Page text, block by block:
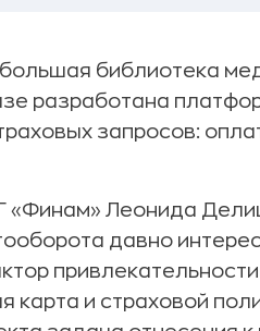
библиотека
разработана
запросов:
«Финам» Леонида
давно
карта и страховой